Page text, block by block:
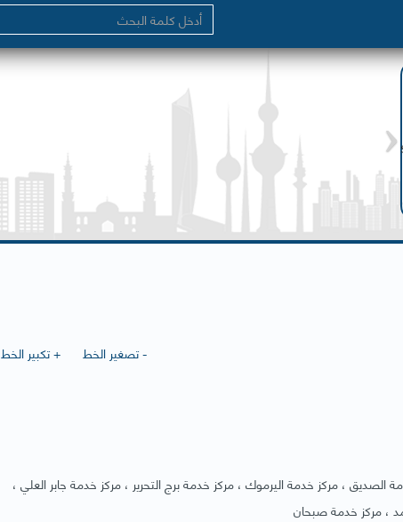
+ تكبير الخط
- تصغير الخط
الصديق ، مركز خدمة اليرموك ، مركز خدمة برج التحرير ، مركز خدمة جابر العلي ،
، مركز خدمة صبحان